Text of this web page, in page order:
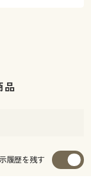
品
履歴を残す